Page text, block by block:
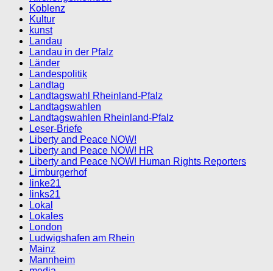
Koblenz
Kultur
kunst
Landau
Landau in der Pfalz
Länder
Landespolitik
Landtag
Landtagswahl Rheinland-Pfalz
Landtagswahlen
Landtagswahlen Rheinland-Pfalz
Leser-Briefe
Liberty and Peace NOW!
Liberty and Peace NOW! HR
Liberty and Peace NOW! Human Rights Reporters
Limburgerhof
linke21
links21
Lokal
Lokales
London
Ludwigshafen am Rhein
Mainz
Mannheim